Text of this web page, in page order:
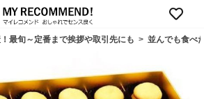
最旬～定番まで挨拶や取引先にも > 並んでも食べ